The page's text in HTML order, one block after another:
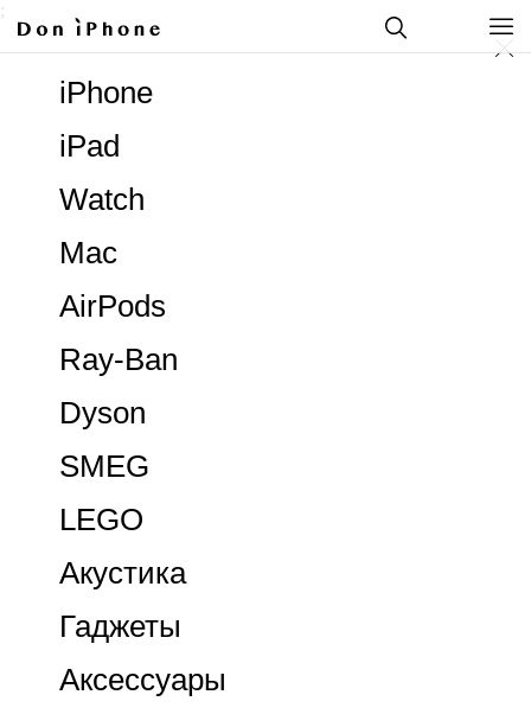
;
Аксессуары
Гаджеты
Акустика
Dyson
AirPods
Ray-Ban
LEGO
SMEG
Mac
Watch
iPad
iPhone